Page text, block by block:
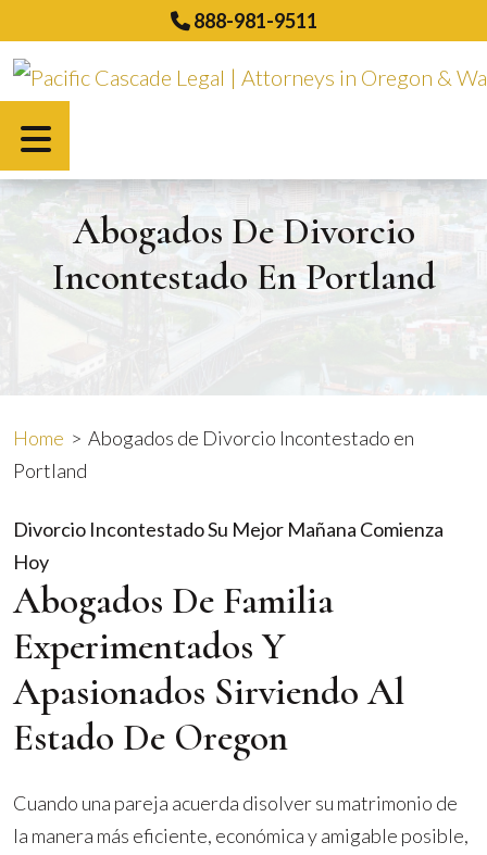
to
content
888-981-9511
English
Abogados De Divorcio
Incontestado En Portland
Home > Abogados de Divorcio Incontestado en
Portland
Divorcio IncontestadoSu Mejor Mañana Comienza
Hoy
Abogados De Familia
Experimentados Y
Apasionados Sirviendo Al
Estado De Oregon
Cuando una pareja acuerda disolver su matrimonio de
la manera más eficiente, económica y amigable posible,